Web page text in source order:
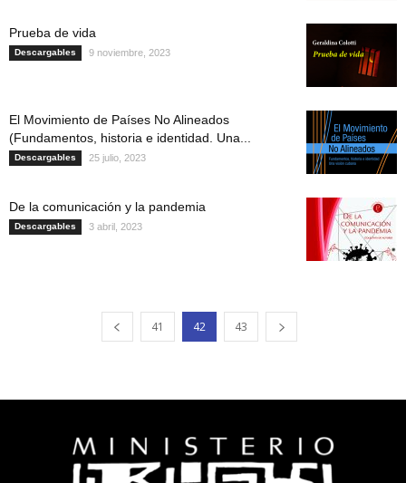
Prueba de vida
Descargables 9 noviembre, 2023
El Movimiento de Países No Alineados
(Fundamentos, historia e identidad. Una...
Descargables 25 julio, 2023
De la comunicación y la pandemia
Descargables 3 abril, 2023
41 42 43